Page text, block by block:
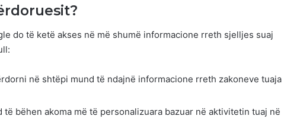
do të ketë akses në më shumë informacione rreth sjelljes suaj
në shtëpi mund të ndajnë informacione rreth zakoneve tuaja
të bëhen akoma më të personalizuara bazuar në aktivitetin tuaj në